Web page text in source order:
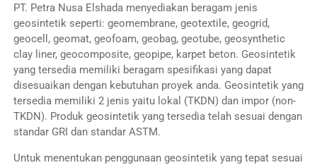
PT. Petra Nusa Elshada menyediakan beragam jenis
geosintetik seperti: geomembrane, geotextile, geogrid,
geocell, geomat, geofoam, geobag, geotube, geosynthetic
clay liner, geocomposite, geopipe, karpet beton. Geosintetik
yang tersedia memiliki beragam spesifikasi yang dapat
disesuaikan dengan kebutuhan proyek anda. Geosintetik yang
tersedia memiliki 2 jenis yaitu lokal (TKDN) dan impor (non-
TKDN). Produk geosintetik yang tersedia telah sesuai dengan
standar GRI dan standar ASTM.
Untuk menentukan penggunaan geosintetik yang tepat sesuai